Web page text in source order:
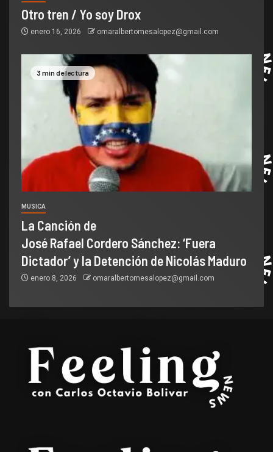
Otro tren / Yo soy Drox
enero 16, 2026 omaralbertomesalopez@gmail.com
3 min de lectura
MUSICA
La Canción de
José Rafael Cordero Sánchez: ‘Fuera
Dictador’ y la Detención de Nicolás Maduro
enero 8, 2026 omaralbertomesalopez@gmail.com